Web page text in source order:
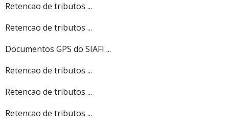
Retencao de tributos ...
Retencao de tributos ...
Documentos GPS do SIAFI ...
Retencao de tributos ...
Retencao de tributos ...
Retencao de tributos ...